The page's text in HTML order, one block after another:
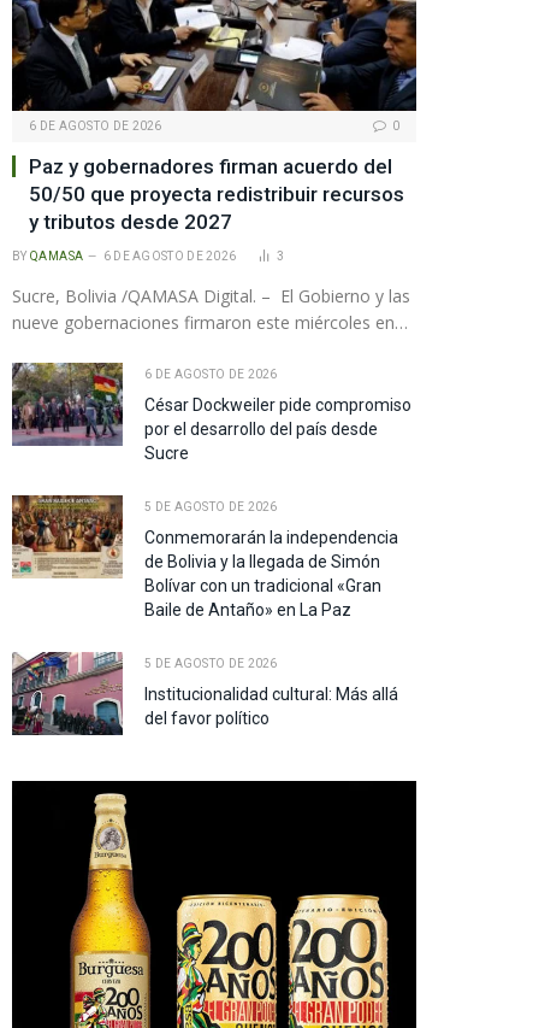
6 DE AGOSTO DE 2026 0
Paz y gobernadores firman acuerdo del
50/50 que proyecta redistribuir recursos
y tributos desde 2027
BY QAMASA 6 DE AGOSTO DE 2026 3
Sucre, Bolivia /QAMASA Digital. – El Gobierno y las
nueve gobernaciones firmaron este miércoles en…
6 DE AGOSTO DE 2026
César Dockweiler pide compromiso
por el desarrollo del país desde
Sucre
5 DE AGOSTO DE 2026
Conmemorarán la independencia
de Bolivia y la llegada de Simón
Bolívar con un tradicional «Gran
Baile de Antaño» en La Paz
5 DE AGOSTO DE 2026
Institucionalidad cultural: Más allá
del favor político